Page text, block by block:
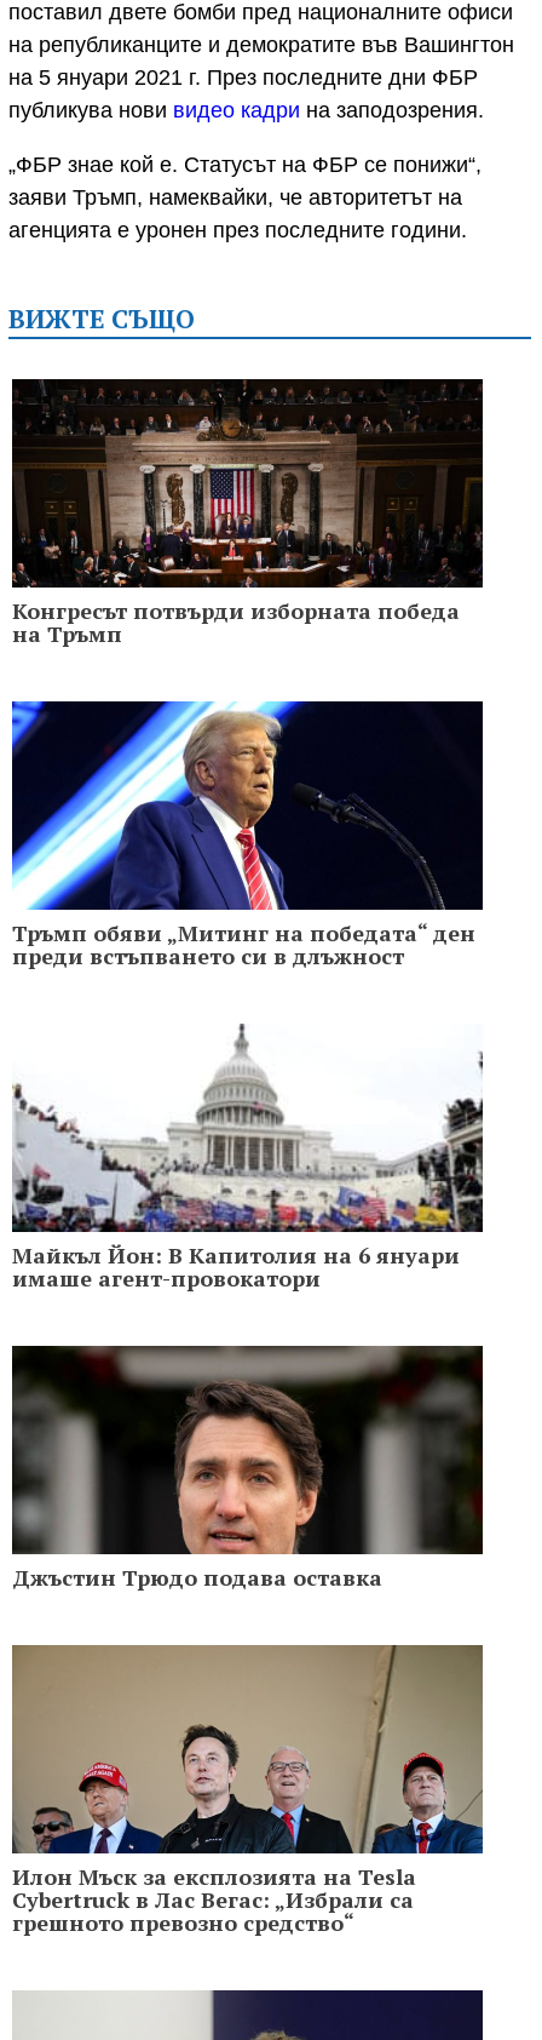
поставил двете бомби пред националните офиси
на републиканците и демократите във Вашингтон
на 5 януари 2021 г. През последните дни ФБР
публикува нови видео кадри на заподозрения.
„ФБР знае кой е. Статусът на ФБР се понижи“,
заяви Тръмп, намеквайки, че авторитетът на
агенцията е уронен през последните години.
ВИЖТЕ СЪЩО
Конгресът потвърди изборната победа
на Тръмп
Тръмп обяви „Митинг на победата“ ден
преди встъпването си в длъжност
Майкъл Йон: В Капитолия на 6 януари
имаше агент-провокатори
Джъстин Трюдо подава оставка
Илон Мъск за експлозията на Tesla
Cybertruck в Лас Вегас: „Избрали са
грешното превозно средство“